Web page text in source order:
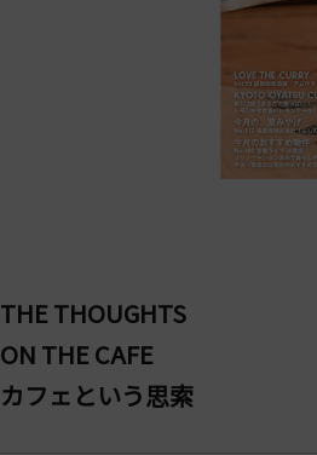
THE THOUGHTS
ON THE CAFE
カフェという思索